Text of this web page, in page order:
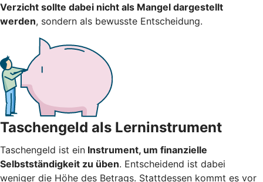
Verzicht sollte dabei nicht als Mangel dargestellt
werden, sondern als bewusste Entscheidung.
Taschengeld als Lerninstrument
Taschengeld ist ein Instrument, um finanzielle
Selbstständigkeit zu üben. Entscheidend ist dabei
weniger die Höhe des Betrags. Stattdessen kommt es vor